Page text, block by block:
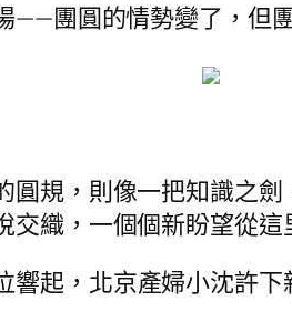
團圓的情勢變了，但
規，則像一把知識之
織，一個個新盼望從這
響起，北京產婦小沈許